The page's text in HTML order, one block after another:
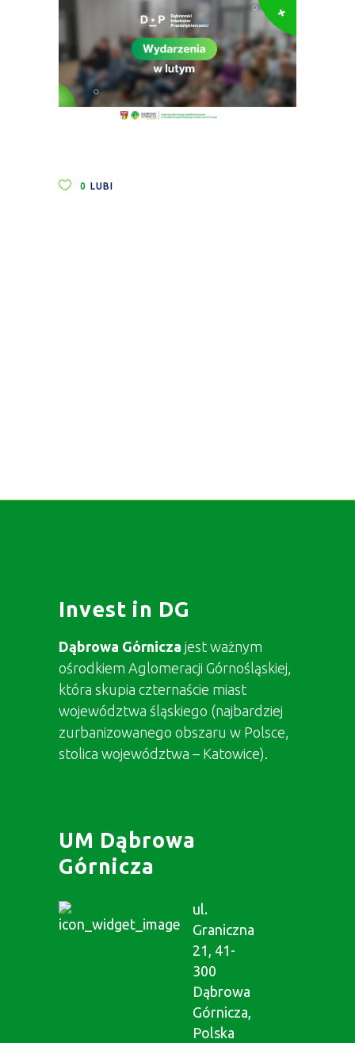
0 LUBI
Invest in DG
Dąbrowa Górnicza jest ważnym
ośrodkiem Aglomeracji Górnośląskiej,
która skupia czternaście miast
województwa śląskiego (najbardziej
zurbanizowanego obszaru w Polsce,
stolica województwa – Katowice).
UM Dąbrowa
Górnicza
ul.
Graniczna
21, 41-
300
Dąbrowa
Górnicza,
Polska